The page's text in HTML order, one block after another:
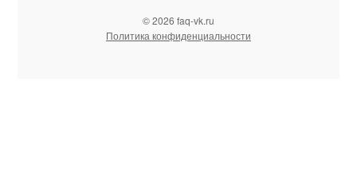
© 2026 faq-vk.ru
Политика конфиденциальности